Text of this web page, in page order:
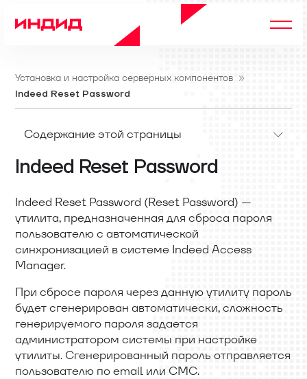
Установка и настройка серверных компонентов
Indeed Reset Password
Содержание этой страницы
Indeed Reset Password
Indeed Reset Password (Reset Password) —
утилита, предназначенная для сброса пароля
пользователю с автоматической
синхронизацией в системе Indeed Access
Manager.
При сбросе пароля через данную утилиту пароль
будет сгенерирован автоматически, сложность
генерируемого пароля задается
администратором системы при настройке
утилиты. Сгенерированный пароль отправляется
пользователю по email или СМС.